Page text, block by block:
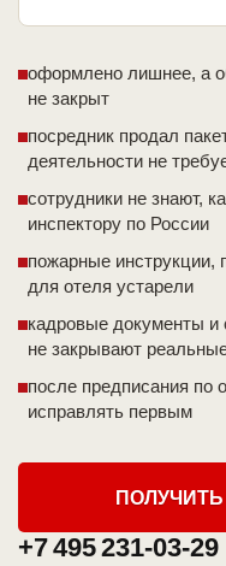
оформлено лишнее, а
не закрыт
посредник продал
деятельности не
сотрудники не знают,
инспектору по России
пожарные инструкции,
для отеля устарели
кадровые документы
не закрывают
после предписания по
исправлять первым
+7 495 231-03-29